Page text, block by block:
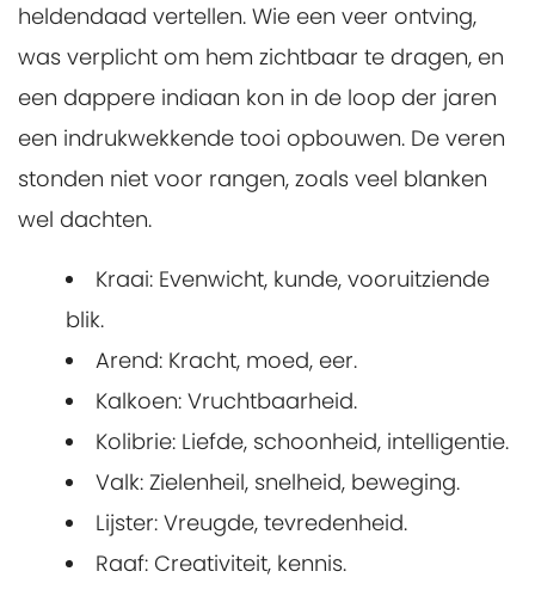
heldendaad vertellen. Wie een veer ontving,
was verplicht om hem zichtbaar te dragen, en
een dappere indiaan kon in de loop der jaren
een indrukwekkende tooi opbouwen. De veren
stonden niet voor rangen, zoals veel blanken
wel dachten.
Kraai: Evenwicht, kunde, vooruitziende
blik.
Arend: Kracht, moed, eer.
Kalkoen: Vruchtbaarheid.
Kolibrie: Liefde, schoonheid, intelligentie.
Valk: Zielenheil, snelheid, beweging.
Lijster: Vreugde, tevredenheid.
Raaf: Creativiteit, kennis.